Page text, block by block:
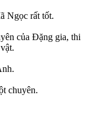
Ngọc rất tốt.
của Đặng gia, thi
chuyên.